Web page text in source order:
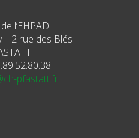
l’EHPAD
2 rue des Blés
pfastatt.fr